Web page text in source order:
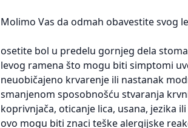
Molimo Vas da odmah obavestite svog
osetite bol u predelu gornjeg dela
levog ramena što mogu biti simptomi
neuobičajeno krvarenje ili nastanak
smanjenom sposobnošću stvaranja
koprivnjača, oticanje lica, usana, jezika
ovo mogu biti znaci teške alergijske